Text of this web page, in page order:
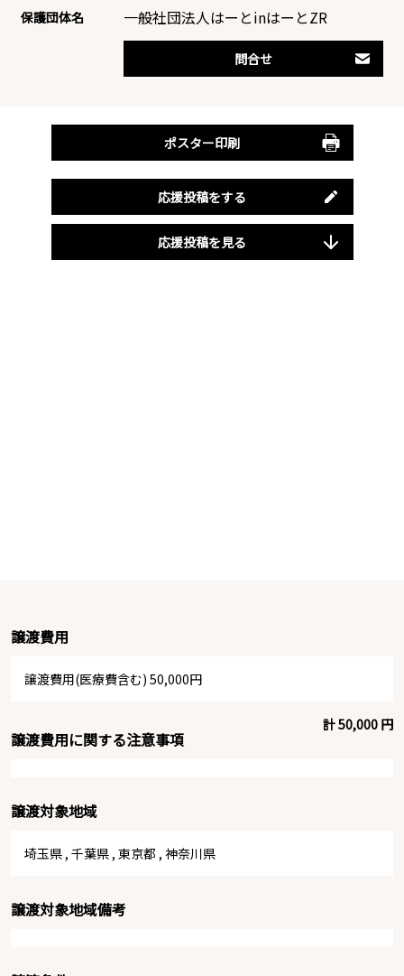
保護団体名 一般社団法人はーとinはーとZR
問合せ
ポスター印刷
応援投稿をする
応援投稿を見る
譲渡費用
譲渡費用(医療費含む) 50,000円
計 50,000 円
譲渡費用に関する注意事項
譲渡対象地域
埼玉県 , 千葉県 , 東京都 , 神奈川県
譲渡対象地域備考